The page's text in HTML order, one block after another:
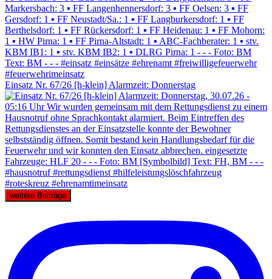
Einsatz Nr. 67/26 [h-klein] Alarmzeit: Donnerstag
weitere Beiträge